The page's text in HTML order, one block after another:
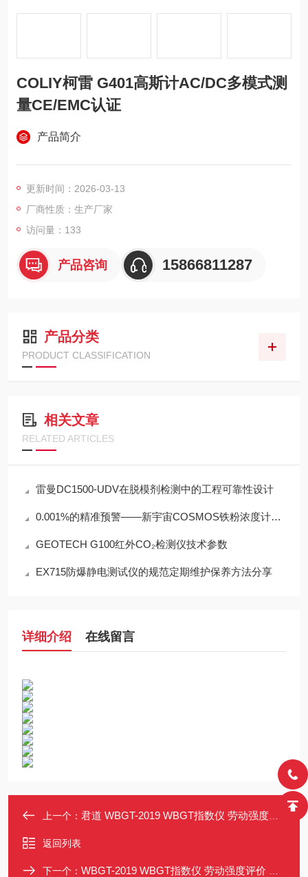
COLIY柯雷 G401高斯计AC/DC多模式测
量CE/EMC认证
产品简介
更新时间：2026-03-13
厂商性质：生产厂家
访问量：133
产品咨询 15866811287
产品分类
PRODUCT CLASSIFICATION
相关文章
RELATED ARTICLES
雷曼DC1500-UDV在脱模剂检测中的工程可靠性设计
0.001%的精准预警——新宇宙COSMOS铁粉浓度计SDM-72守护齿轮箱健康
GEOTECH G100红外CO₂检测仪技术参数
EX715防爆静电测试仪的规范定期维护保养方法分享
详细介绍 在线留言
上一个： 君道 WBGT-2019 WBGT指数仪 劳动强度评价 三种测量模式 蓝牙/USB输出
返回列表
下一个： WBGT-2019 WBGT指数仪 劳动强度评价 三种测量模式 蓝牙/USB输出